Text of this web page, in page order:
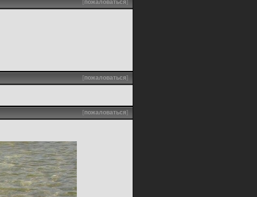
[пожаловаться]
[пожаловаться]
[пожаловаться]